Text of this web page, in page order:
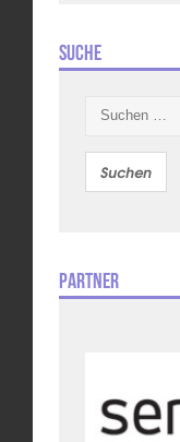
Suche
nach:
Partner